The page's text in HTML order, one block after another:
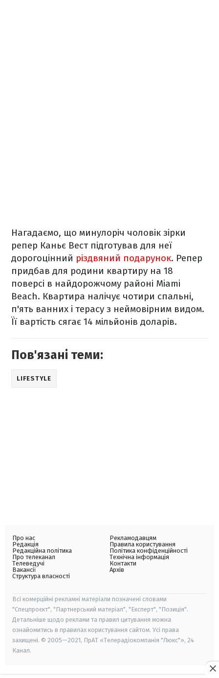
Нагадаємо, що минулоріч чоловік зірки
репер Каньє Вест підготував для неї
дорогоцінний різдвяний подарунок. Репер
придбав для родини квартиру на 18
поверсі в найдорожчому районі Miami
Beach. Квартира налічує чотири спальні,
п'ять ванних і терасу з неймовірним видом.
Її вартість сягає 14 мільйонів доларів.
Пов'язані теми:
LIFESTYLE
Про нас
Редакція
Редакційна політика
Про телеканал
Телеведучі
Вакансії
Структура власності
Рекламодавцям
Правила користування
Політика конфіденційності
Технічна інформація
Контакти
Архів
Всі комерційні рекламні матеріали позначені словами
"Спецпроєкт", "Партнерський матеріал", "Експерт", "Позиція".
Детальніше щодо реклами та правил цитування можна
ознайомитись в правилах користування сайтом. Усі права
захищені. © 2005—2021, ПрАТ «Телерадіокомпанія "Люкс"», 24
Канал.